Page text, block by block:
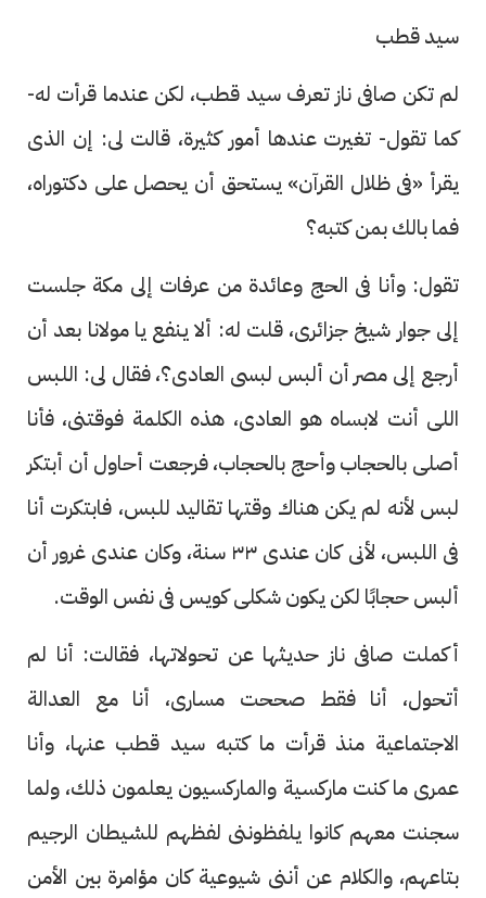
سيد قطب
لم تكن صافى ناز تعرف سيد قطب، لكن عندما قرأت له-
كما تقول- تغيرت عندها أمور كثيرة، قالت لى: إن الذى
يقرأ «فى ظلال القرآن» يستحق أن يحصل على دكتوراه،
فما بالك بمن كتبه؟
تقول: وأنا فى الحج وعائدة من عرفات إلى مكة جلست
إلى جوار شيخ جزائرى، قلت له: ألا ينفع يا مولانا بعد أن
أرجع إلى مصر أن ألبس لبسى العادى؟، فقال لى: اللبس
اللى أنت لابساه هو العادى، هذه الكلمة فوقتنى، فأنا
أصلى بالحجاب وأحج بالحجاب، فرجعت أحاول أن أبتكر
لبس لأنه لم يكن هناك وقتها تقاليد للبس، فابتكرت أنا
فى اللبس، لأنى كان عندى ٣٣ سنة، وكان عندى غرور أن
ألبس حجابًا لكن يكون شكلى كويس فى نفس الوقت.
أكملت صافى ناز حديثها عن تحولاتها، فقالت: أنا لم
أتحول، أنا فقط صححت مسارى، أنا مع العدالة
الاجتماعية منذ قرأت ما كتبه سيد قطب عنها، وأنا
عمرى ما كنت ماركسية والماركسيون يعلمون ذلك، ولما
سجنت معهم كانوا يلفظوننى لفظهم للشيطان الرجيم
بتاعهم، والكلام عن أننى شيوعية كان مؤامرة بين الأمن